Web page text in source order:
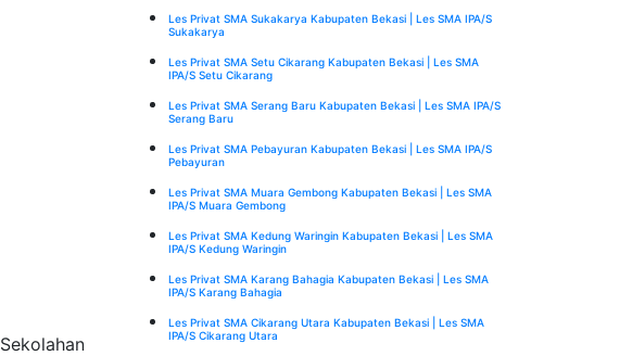
Les Privat SMA Sukakarya Kabupaten Bekasi | Les SMA IPA/S
Sukakarya
Les Privat SMA Setu Cikarang Kabupaten Bekasi | Les SMA
IPA/S Setu Cikarang
Les Privat SMA Serang Baru Kabupaten Bekasi | Les SMA IPA/S
Serang Baru
Les Privat SMA Pebayuran Kabupaten Bekasi | Les SMA IPA/S
Pebayuran
Les Privat SMA Muara Gembong Kabupaten Bekasi | Les SMA
IPA/S Muara Gembong
Les Privat SMA Kedung Waringin Kabupaten Bekasi | Les SMA
IPA/S Kedung Waringin
Les Privat SMA Karang Bahagia Kabupaten Bekasi | Les SMA
IPA/S Karang Bahagia
Les Privat SMA Cikarang Utara Kabupaten Bekasi | Les SMA
IPA/S Cikarang Utara